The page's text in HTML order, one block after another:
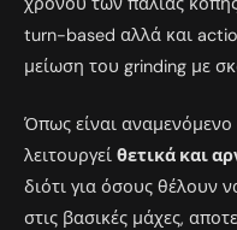
turn-based αλλά και
μείωση του grinding με
Όπως είναι
λειτουργεί θετικά και
διότι για όσους θέλουν
στις βασικές μάχες,